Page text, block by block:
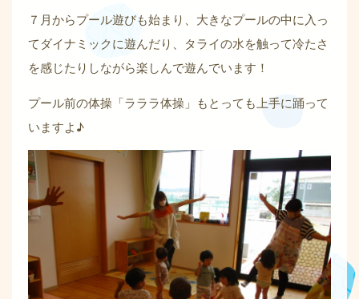
７月からプール遊びも始まり、大きなプールの中に入っ
てダイナミックに遊んだり、タライの水を触って冷たさ
を感じたりしながら楽しんで遊んでいます！
プール前の体操「ラララ体操」もとっても上手に踊って
いますよ♪